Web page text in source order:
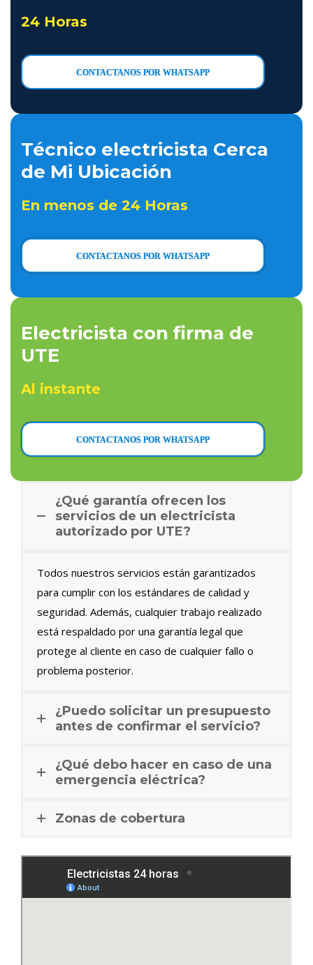
24 Horas
CONTACTANOS POR WHATSAPP
Técnico electricista Cerca
de Mi Ubicación
En menos de 24 Horas
CONTACTANOS POR WHATSAPP
Electricista con firma de
UTE
Al instante
CONTACTANOS POR WHATSAPP
¿Qué garantía ofrecen los
servicios de un electricista
autorizado por UTE?
Todos nuestros servicios están garantizados
para cumplir con los estándares de calidad y
seguridad. Además, cualquier trabajo realizado
está respaldado por una garantía legal que
protege al cliente en caso de cualquier fallo o
problema posterior.
¿Puedo solicitar un presupuesto
antes de confirmar el servicio?
¿Qué debo hacer en caso de una
emergencia eléctrica?
Zonas de cobertura